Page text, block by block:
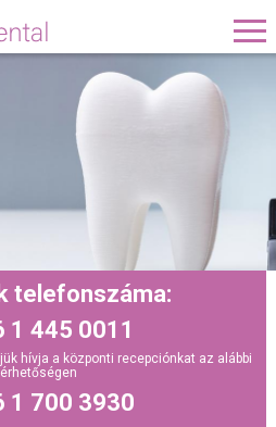
telefonszáma:
1 445 0011
hívja a központi recepciónkat az alábbi
1 700 3930